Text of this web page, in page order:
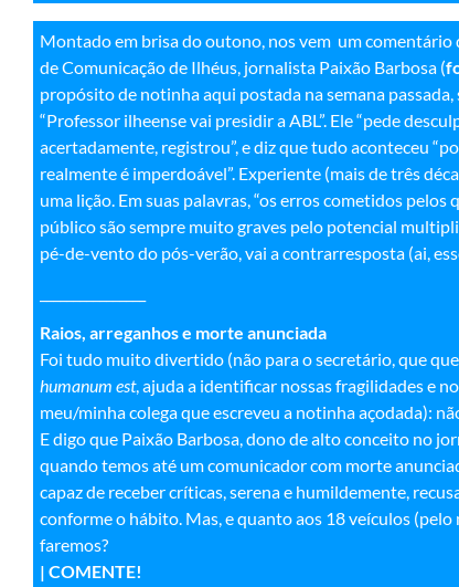
Montado em brisa do outono, nos vem um comentário
de Comunicação de Ilhéus, jornalista Paixão Barbosa (
propósito de notinha aqui postada na semana
“Professor ilheense vai presidir a ABL”. Ele “pede
acertadamente, registrou”, e diz que tudo aconteceu
realmente é imperdoável”. Experiente (mais de três
uma lição. Em suas palavras, “os erros cometidos
público são sempre muito graves pelo potencial
pé-de-vento do pós-verão, vai a contrarresposta (ai,
Raios, arreganhos e morte anunciada
Foi tudo muito divertido (não para o secretário, que
humanum est, ajuda a identificar nossas fragilidades e
meu/minha colega que escreveu a notinha açodada):
E digo que Paixão Barbosa, dono de alto conceito no
quando temos até um comunicador com morte
capaz de receber críticas, serena e humildemente,
conforme o hábito. Mas, e quanto aos 18 veículos
faremos?
| COMENTE!